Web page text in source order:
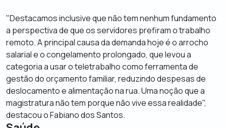
"Destacamos inclusive que não tem nenhum fundamento
a perspectiva de que os servidores prefiram o trabalho
remoto. A principal causa da demanda hoje é o arrocho
salarial e o congelamento prolongado, que levou a
categoria a usar o teletrabalho como ferramenta de
gestão do orçamento familiar, reduzindo despesas de
deslocamento e alimentação na rua. Uma noção que a
magistratura não tem porque não vive essa realidade",
destacou o Fabiano dos Santos.